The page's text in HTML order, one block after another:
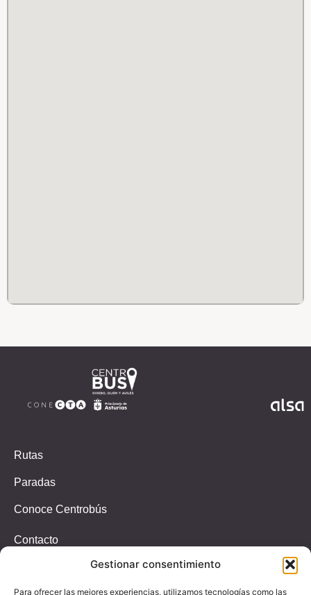
Gestionar consentimiento
Para ofrecer las mejores experiencias, utilizamos tecnologías como las
Rutas
Paradas
Conoce Centrobús
Contacto